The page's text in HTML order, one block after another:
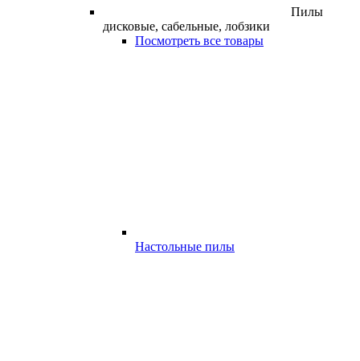
Пилы
дисковые, сабельные, лобзики
Посмотреть все товары
Настольные пилы